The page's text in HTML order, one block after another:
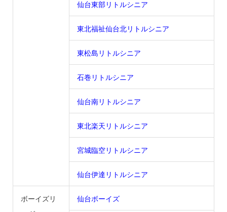
仙台東部リトルシニア
東北福祉仙台北リトルシニア
東松島リトルシニア
石巻リトルシニア
仙台南リトルシニア
東北楽天リトルシニア
宮城臨空リトルシニア
仙台伊達リトルシニア
ボーイズリ
仙台ボーイズ